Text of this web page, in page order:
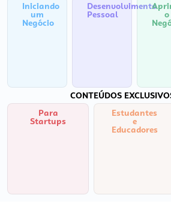
Iniciando
um
Negócio
Desenvolvimento
Pessoal o
CONTEÚDOS
Para
Startups
Estudantes
e
Educadores